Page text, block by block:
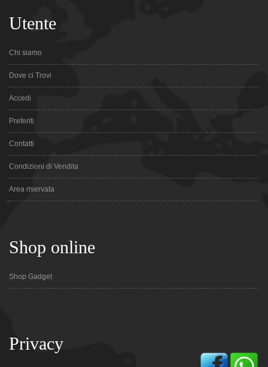
Utente
Chi siamo
Dove ci Trovi
Accedi
Preferiti
Contatti
Condizioni di Vendita
Area riservata
Shop online
Shop Gadget
Privacy